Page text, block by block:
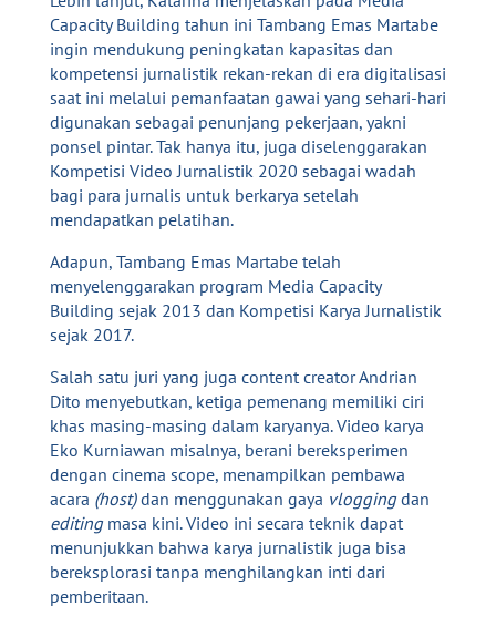
Capacity Building tahun ini Tambang Emas Martabe
ingin mendukung peningkatan kapasitas dan
kompetensi jurnalistik rekan-rekan di era digitalisasi
saat ini melalui pemanfaatan gawai yang sehari-hari
digunakan sebagai penunjang pekerjaan, yakni
ponsel pintar. Tak hanya itu, juga diselenggarakan
Kompetisi Video Jurnalistik 2020 sebagai wadah
bagi para jurnalis untuk berkarya setelah
mendapatkan pelatihan.
Adapun, Tambang Emas Martabe telah
menyelenggarakan program Media Capacity
Building sejak 2013 dan Kompetisi Karya Jurnalistik
sejak 2017.
Salah satu juri yang juga content creator Andrian
Dito menyebutkan, ketiga pemenang memiliki ciri
khas masing-masing dalam karyanya. Video karya
Eko Kurniawan misalnya, berani bereksperimen
dengan cinema scope, menampilkan pembawa
acara (host)dan menggunakan gaya vloggingdan
editingmasa kini. Video ini secara teknik dapat
menunjukkan bahwa karya jurnalistik juga bisa
bereksplorasi tanpa menghilangkan inti dari
pemberitaan.